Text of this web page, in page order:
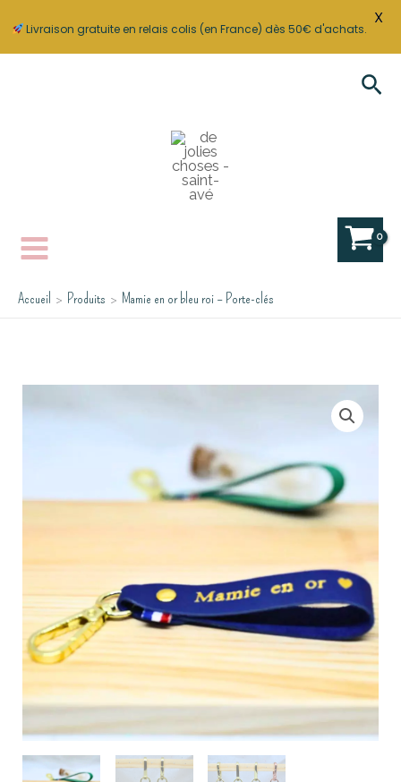
Accueil Produits Mamie en or bleu roi – Porte-clés
Livraison gratuite en relais colis (en France) dès 50€ d'achats.
X